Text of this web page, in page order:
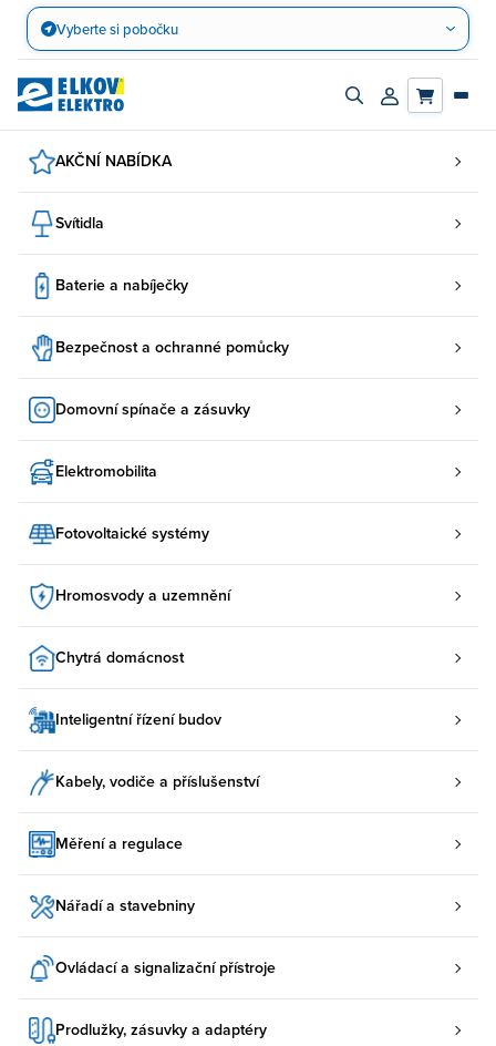
Přejít
obsah
Vyberte si pobočku
Zapnout/vypnout
Přihlásit/
AKČNÍ NABÍDKA
Svítidla
Baterie a nabíječky
Bezpečnost a ochranné pomůcky
Domovní spínače a zásuvky
Elektromobilita
Fotovoltaické systémy
Hromosvody a uzemnění
Chytrá domácnost
Inteligentní řízení budov
Kabely, vodiče a příslušenství
Měření a regulace
Nářadí a stavebniny
Ovládací a signalizační přístroje
Prodlužky, zásuvky a adaptéry